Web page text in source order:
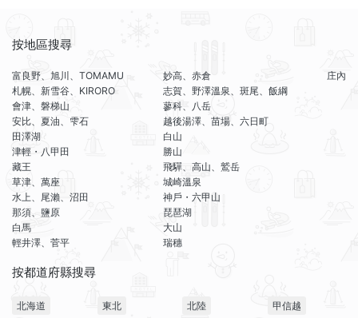
按地區搜尋
富良野、旭川、TOMAMU
札幌、新雪谷、KIRORO
會津、磐梯山
安比、夏油、雫石
田澤湖
津輕・八甲田
藏王
草津、萬座
水上、尾瀨、沼田
那須、鹽原
白馬
輕井澤、菅平
妙高、赤倉
志賀、野澤溫泉、斑尾、飯綱
蓼科、八岳
越後湯澤、苗場、六日町
白山
勝山
飛驒、高山、鷲岳
城崎溫泉
神戶・六甲山
琵琶湖
大山
瑞穗
庄內
按都道府縣搜尋
北海道
東北
北陸
甲信越